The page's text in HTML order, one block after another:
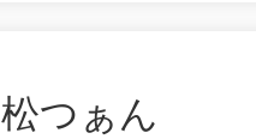
松つぁん多度津